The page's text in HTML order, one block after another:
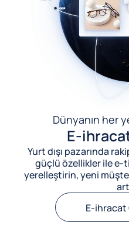
Dünyanın her
E-
Yurt dışı pazarında
güçlü özellikler ile
yerelleştirin, yeni
E-ihracat